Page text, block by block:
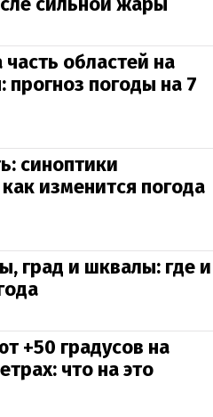
областей на
погоды на 7
синоптики
изменится погода
град и шквалы: где и
+50 градусов на
что на это